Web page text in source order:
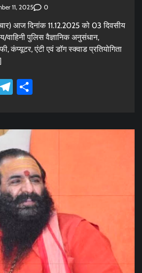
11, 2025 0
आज दिनांक 11.12.2025 को 03 दिवसीय
वाहिनी पुलिस वैज्ञानिक अनुसंधान,
कंप्यूटर, एंटी एवं डॉग स्क्वाड प्रतियोगिता
Telegram